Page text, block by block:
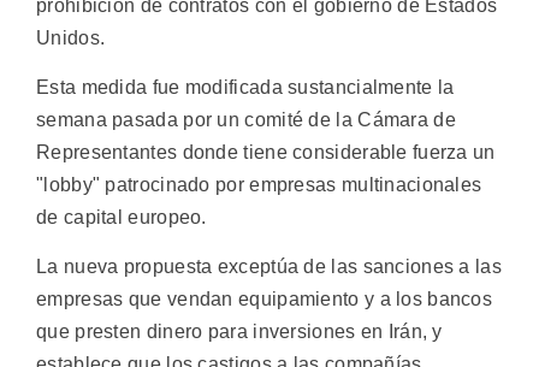
prohibición de contratos con el gobierno de Estados
Unidos.
Esta medida fue modificada sustancialmente la
semana pasada por un comité de la Cámara de
Representantes donde tiene considerable fuerza un
"lobby" patrocinado por empresas multinacionales
de capital europeo.
La nueva propuesta exceptúa de las sanciones a las
empresas que vendan equipamiento y a los bancos
que presten dinero para inversiones en Irán, y